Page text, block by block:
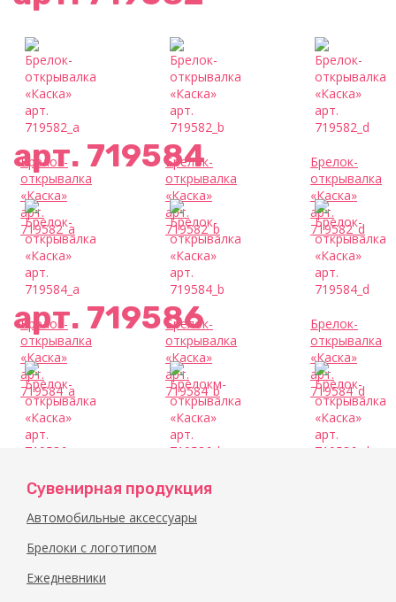
Брелок-
открывалка
«Каска»
арт.
719582_a
Брелок-
открывалка
«Каска»
арт.
719582_b
Брелок-
открывалка
«Каска»
арт.
719582_d
арт. 719584
Брелок-
открывалка
«Каска»
арт.
719584_a
Брелок-
открывалка
«Каска»
арт.
719584_b
Брелок-
открывалка
«Каска»
арт.
719584_d
арт. 719586
Брелок-
открывалка
«Каска»
719586_a
Брелокм-
открывалка
«Каска»
Сувенирная продукция
Автомобильные аксессуары
Брелоки с логотипом
Ежедневники